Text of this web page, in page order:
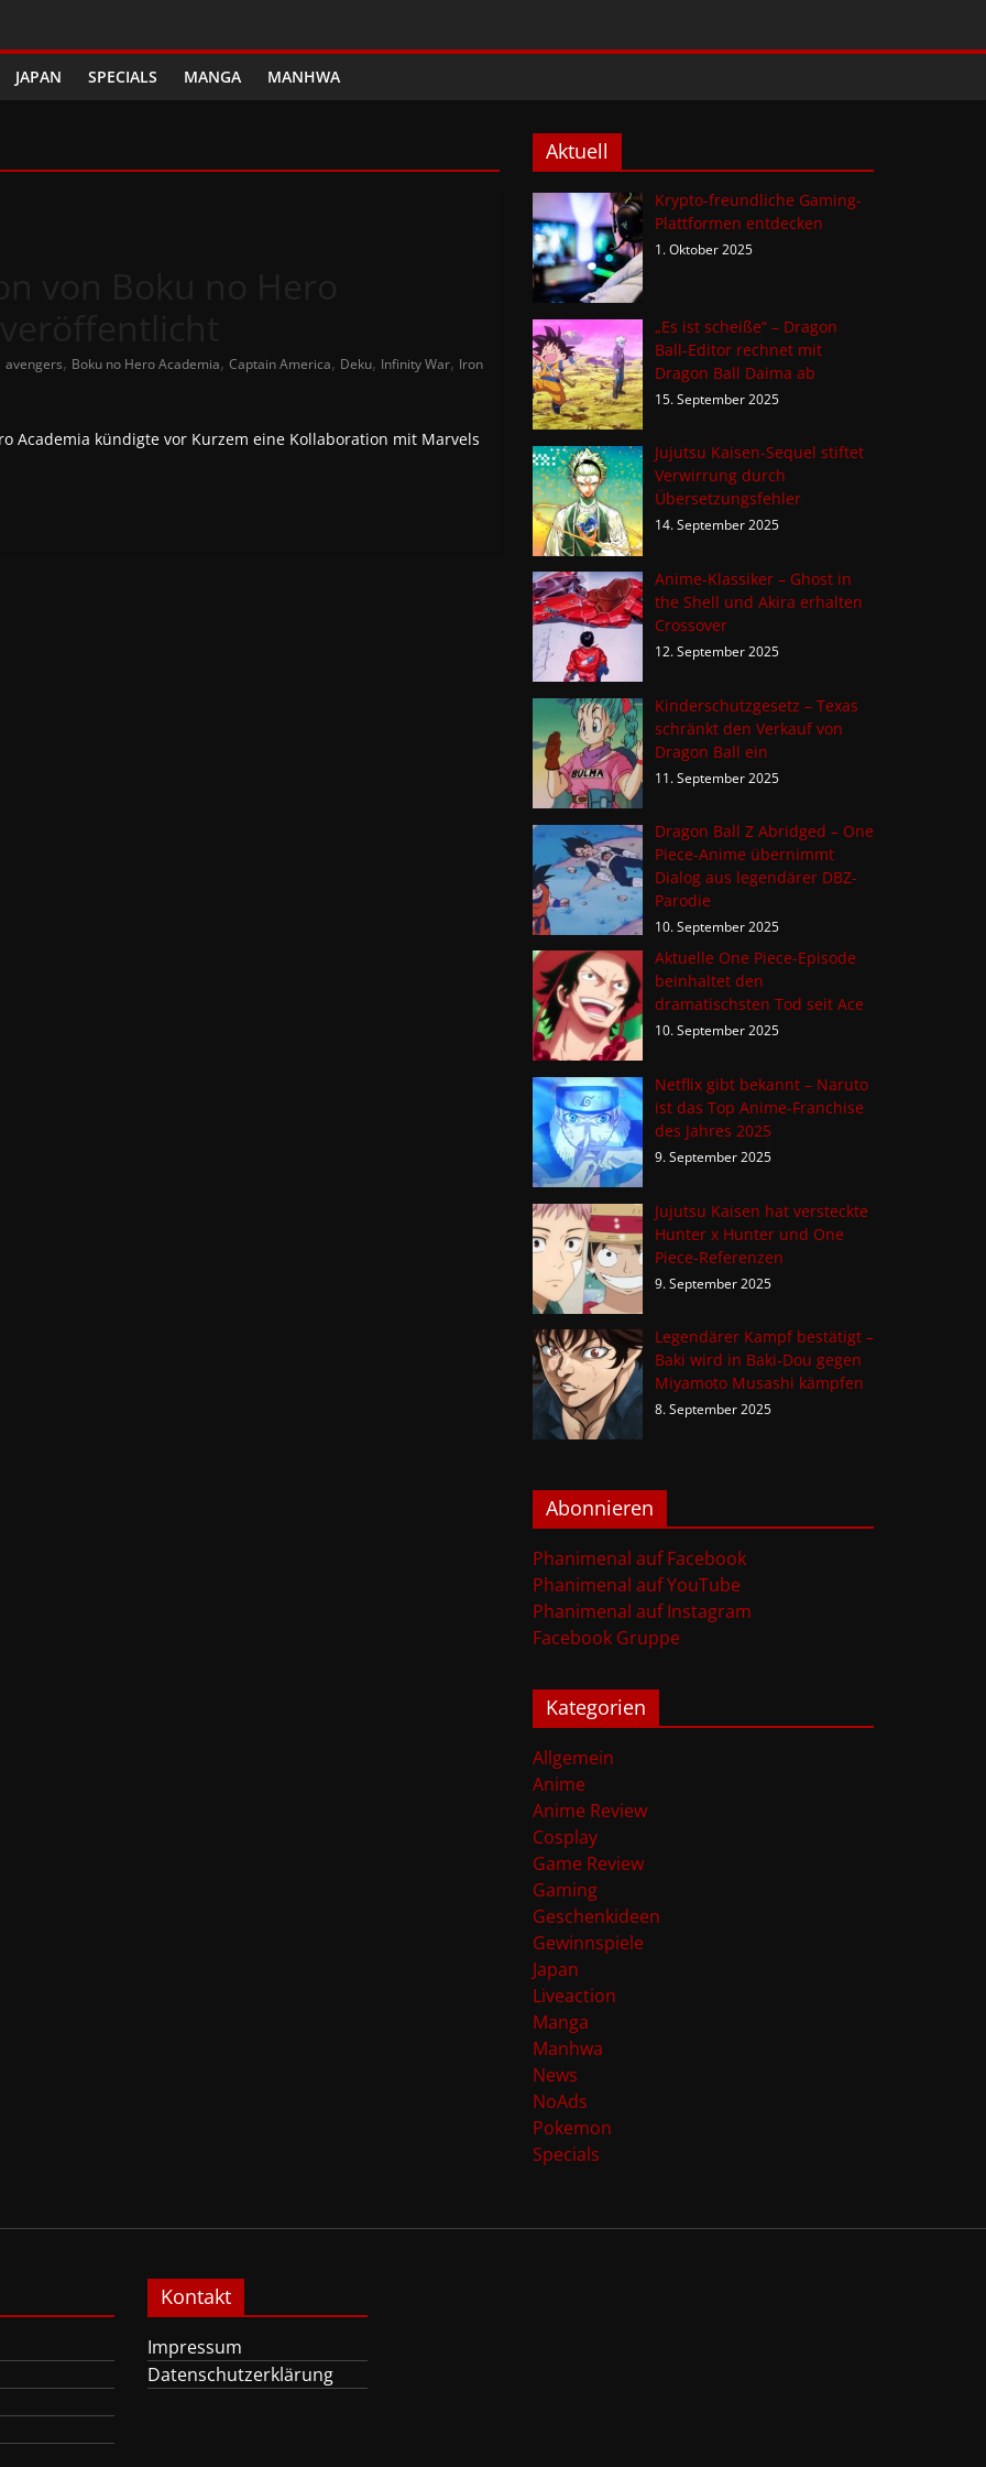
JAPAN SPECIALS MANGA MANHWA
avengers, Boku no Hero Academia, Captain America, Deku, Infinity War, Iron
Academia kündigte vor Kurzem eine Kollaboration mit Marvels
Aktuell
Krypto-freundliche Gaming-
Plattformen entdecken
1. Oktober 2025
„Es ist scheiße“ – Dragon
Ball-Editor rechnet mit
Dragon Ball Daima ab
15. September 2025
Jujutsu Kaisen-Sequel stiftet
Verwirrung durch
Übersetzungsfehler
14. September 2025
Anime-Klassiker – Ghost in
the Shell und Akira erhalten
Crossover
12. September 2025
Kinderschutzgesetz – Texas
schränkt den Verkauf von
Dragon Ball ein
11. September 2025
Dragon Ball Z Abridged – One
Piece-Anime übernimmt
Dialog aus legendärer DBZ-
Parodie
10. September 2025
Aktuelle One Piece-Episode
beinhaltet den
dramatischsten Tod seit Ace
10. September 2025
Netflix gibt bekannt – Naruto
ist das Top Anime-Franchise
des Jahres 2025
9. September 2025
Jujutsu Kaisen hat versteckte
Hunter x Hunter und One
Piece-Referenzen
9. September 2025
Legendärer Kampf bestätigt –
Baki wird in Baki-Dou gegen
Miyamoto Musashi kämpfen
8. September 2025
Abonnieren
Phanimenal auf Facebook
Phanimenal auf YouTube
Phanimenal auf Instagram
Facebook Gruppe
Kategorien
Allgemein
Anime
Anime Review
Cosplay
Game Review
Gaming
Geschenkideen
Gewinnspiele
Japan
Liveaction
Manga
Manhwa
News
NoAds
Pokemon
Specials
Kontakt
Impressum
Datenschutzerklärung